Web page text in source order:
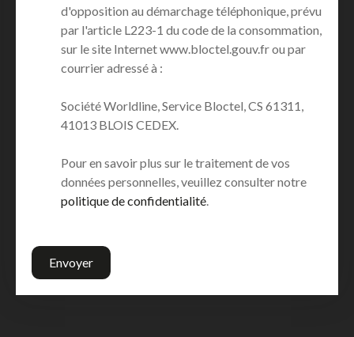
d'opposition au démarchage téléphonique, prévu
par l'article L223-1 du code de la consommation,
sur le site Internet www.bloctel.gouv.fr ou par
courrier adressé à :
Société Worldline, Service Bloctel, CS 61311,
41013 BLOIS CEDEX.
Pour en savoir plus sur le traitement de vos
données personnelles, veuillez consulter notre
politique de confidentialité
Envoyer